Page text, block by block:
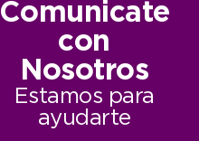
Comunicate
con
Nosotros
Estamos para
ayudarte